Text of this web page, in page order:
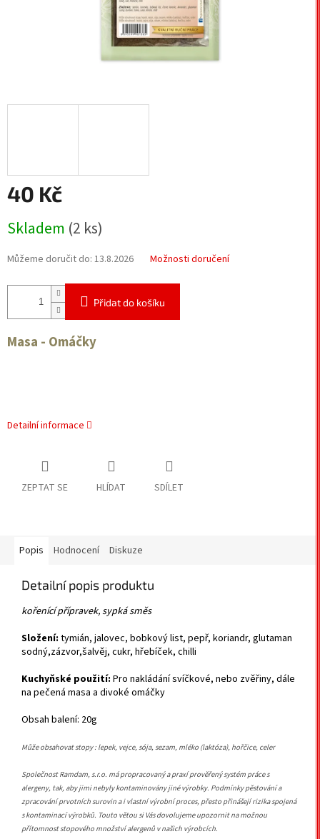
40 Kč
cena:
Skladem (2 ks)
Můžeme doručit do: 13.8.2026 Možnosti doručení
Přidat do košíku
Masa - Omáčky
Detailní informace
ZEPTAT SE HLÍDAT SDÍLET
Popis Hodnocení Diskuze
Detailní popis produktu
kořenící přípravek, sypká směs
Složení: tymián, jalovec, bobkový list, pepř, koriandr, glutaman
sodný,zázvor,šalvěj, cukr, hřebíček, chilli
Kuchyňské použití: Pro nakládání svíčkové, nebo zvěřiny, dále
na pečená masa a divoké omáčky
Obsah balení: 20g
Může obsahovat stopy : lepek, vejce, sója, sezam, mléko (laktóza), hořčice, celer
Společnost Ramdam, s.r.o. má propracovaný a praxí prověřený systém práce s
alergeny, tak, aby jimi nebyly kontaminovány jiné výrobky. Podmínky pěstování a
zpracování prvotních surovin a i vlastní výrobní proces, přesto přinášejí rizika spojená
s kontaminací výrobků. Touto větou si Vás dovolujeme upozornit na možnou
přítomnost stopového množství alergenů v našich výrobcích.